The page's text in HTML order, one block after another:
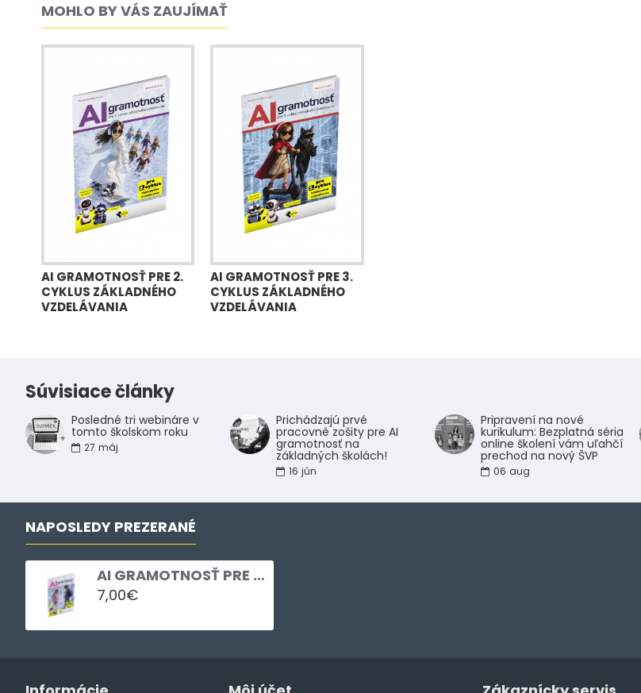
MOHLO BY VÁS ZAUJÍMAŤ
AI GRAMOTNOSŤ PRE 2.
CYKLUS ZÁKLADNÉHO
VZDELÁVANIA
AI GRAMOTNOSŤ PRE 3.
CYKLUS ZÁKLADNÉHO
VZDELÁVANIA
Súvisiace články
Posledné tri webináre v
tomto školskom roku
27 máj
Prichádzajú prvé
pracovné zošity pre AI
gramotnosť na
základných školách!
16 jún
Pripravení na nové
kurikulum: Bezplatná séria
online školení vám uľahčí
prechod na nový ŠVP
06 aug
NAPOSLEDY PREZERANÉ
AI GRAMOTNOSŤ PRE 1. CYKLUS ZÁKLADNÉHO VZDELÁVANIA
7,00€